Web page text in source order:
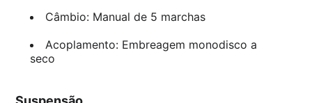
Câmbio: Manual de 5 marchas
Acoplamento: Embreagem monodisco a
seco